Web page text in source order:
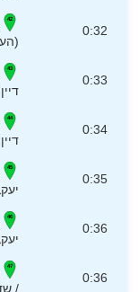
0:32
0:33
0:34
0:35
0:36
0:36
/